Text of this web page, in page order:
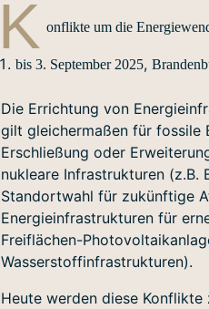
K onflikte um die
bis 3. September 2025,
Die Errichtung von
gilt gleichermaßen für fossile
Erschließung oder
nukleare Infrastrukturen
Standortwahl für zukünftige
Energieinfrastrukturen für
Freiflächen-
Wasserstoffinfrastrukturen).
Heute werden diese